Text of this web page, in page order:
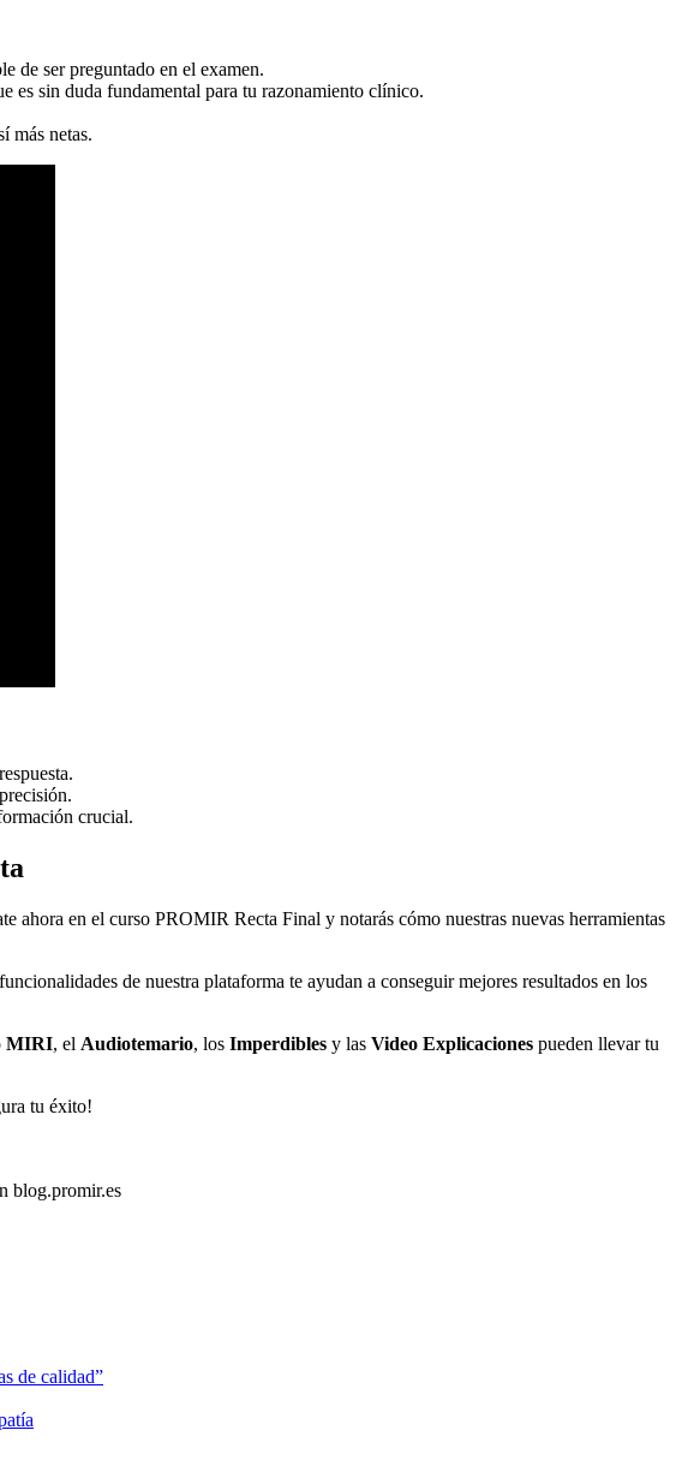
de ser preguntado en el examen.
es sin duda fundamental para tu razonamiento clínico.
más netas.
crucial.
ahora en el curso PROMIR Recta Final y notarás cómo nuestras nuevas herramientas
de nuestra plataforma te ayudan a conseguir mejores resultados en los
MIRI, el Audiotemario, los Imperdibles y las Video Explicaciones pueden llevar tu
tu éxito!
blog.promir.es
de calidad”